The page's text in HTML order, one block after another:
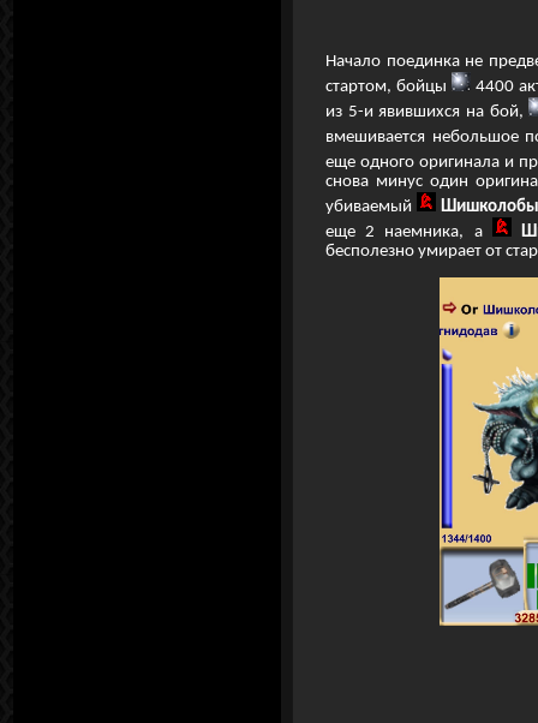
Начало поединка не
стартом, бойцы
4400
из 5-и явившихся на бой,
вмешивается небольшое
еще одного оригинала и
снова минус один
убиваемый
еще 2 наемника, а
бесполезно умирает от